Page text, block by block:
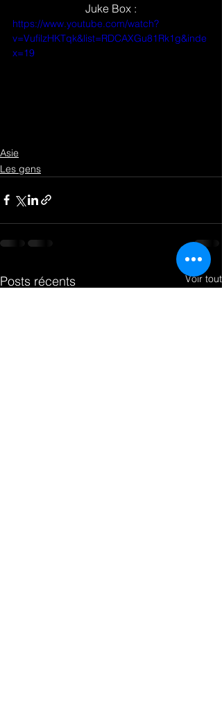
Juke Box :
https://www.youtube.com/watch?
v=VufilzHKTqk&list=RDCAXGu81Rk1g&inde
x=19
Asie
Les gens
Posts récents Voir tout